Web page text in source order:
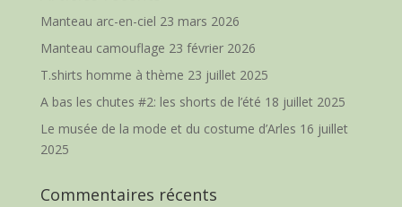
Manteau arc-en-ciel 23 mars 2026
Manteau camouflage 23 février 2026
T.shirts homme à thème 23 juillet 2025
A bas les chutes #2: les shorts de l’été 18 juillet 2025
Le musée de la mode et du costume d’Arles 16 juillet
2025
Commentaires récents